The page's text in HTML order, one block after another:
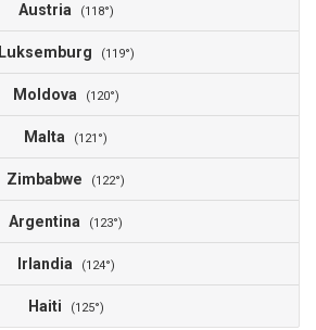
Austria (118°)
Luksemburg (119°)
Moldova (120°)
Malta (121°)
Zimbabwe (122°)
Argentina (123°)
Irlandia (124°)
Haiti (125°)